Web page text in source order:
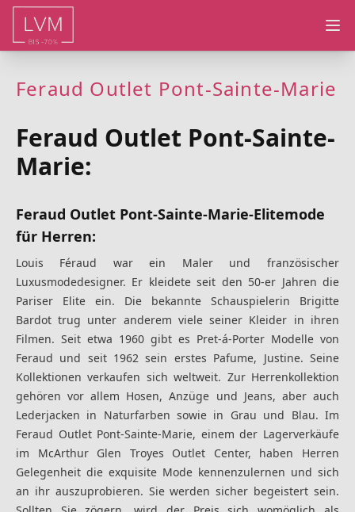
Feraud Outlet Pont-Sainte-Marie
Feraud Outlet Pont-Sainte-
Marie:
Feraud Outlet Pont-Sainte-Marie-Elitemode
für Herren:
Louis Féraud war ein Maler und französischer
Luxusmodedesigner. Er kleidete seit den 50-er Jahren die
Pariser Elite ein. Die bekannte Schauspielerin Brigitte
Bardot trug unter anderem viele seiner Kleider in ihren
Filmen. Seit etwa 1960 gibt es Pret-á-Porter Modelle von
Feraud und seit 1962 sein erstes Pafume, Justine. Seine
Kollektionen verkaufen sich weltweit. Zur Herrenkollektion
gehören vor allem Hosen, Anzüge und Jeans, aber auch
Lederjacken in Naturfarben sowie in Grau und Blau. Im
Feraud Outlet Pont-Sainte-Marie, einem der Lagerverkäufe
im McArthur Glen Troyes Outlet Center, haben Herren
Gelegenheit die exquisite Mode kennenzulernen und sich
an ihr auszuprobieren. Sie werden sicher begeistert sein.